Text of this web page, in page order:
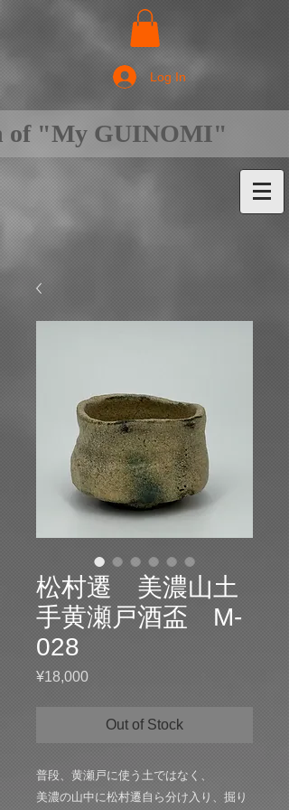
Log In
of "My GUINOMI"
松村遷 美濃山土
手黄瀬戸酒盃 M-
028
¥18,000Price
Out of Stock
普段、黄瀬戸に使う土ではなく、
美濃の山中に松村遷自ら分け入り、掘り